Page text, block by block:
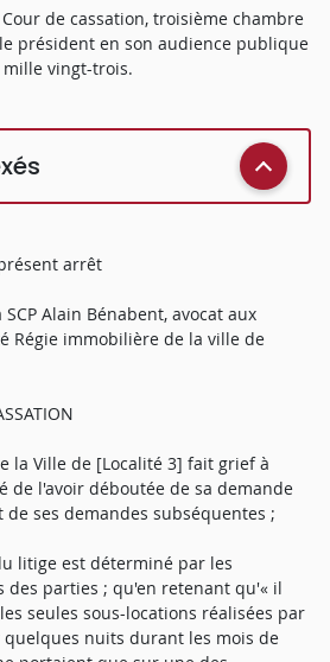
de cassation, troisième chambre
président en son audience publique
vingt-trois.
présent arrêt
Alain Bénabent, avocat aux
Régie immobilière de la ville de
la Ville de [Localité 3] fait grief à
de l'avoir déboutée de sa demande
ses demandes subséquentes ;
litige est déterminé par les
des parties ; qu'en retenant qu'« il
seules sous-locations réalisées par
nuits durant les mois de